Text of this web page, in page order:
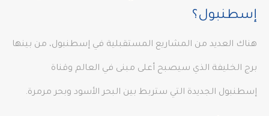
إسطنبول؟
هناك العديد من المشاريع المستقبلية في إسطنبول، من بينها
برج الخليفة الذي سيصبح أعلى مبنى في العالم وقناة
إسطنبول الجديدة التي ستربط بين البحر الأسود وبحر مرمرة.